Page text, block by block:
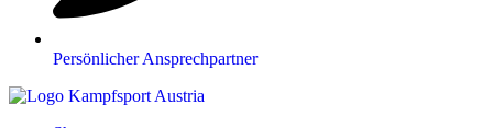
Persönlicher Ansprechpartner